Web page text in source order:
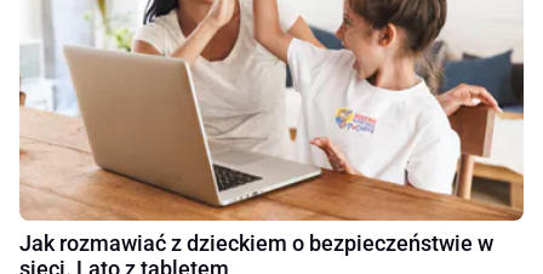
Jak rozmawiać z dzieckiem o bezpieczeństwie w
sieci. Lato z tabletem